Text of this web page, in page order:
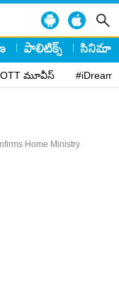
పాలిటిక్స్ సినిమా
OTT మూవీస్
Home Ministry